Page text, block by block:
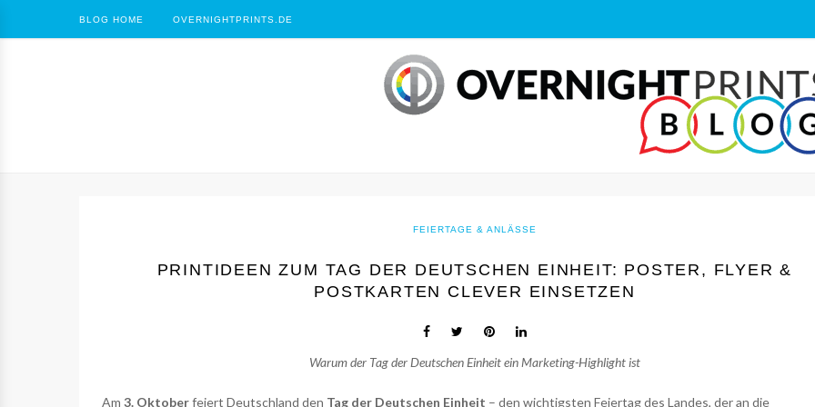
BLOG HOME OVERNIGHTPRINTS.DE
FEIERTAGE & ANLÄSSE
PRINTIDEEN ZUM TAG DER DEUTSCHEN EINHEIT: POSTER, FLYER &
POSTKARTEN CLEVER EINSETZEN
Warum der Tag der Deutschen Einheit ein Marketing-Highlight ist
Am 3. Oktoberfeiert Deutschland den Tag der Deutschen Einheit – den wichtigsten Feiertag des Landes, der an die